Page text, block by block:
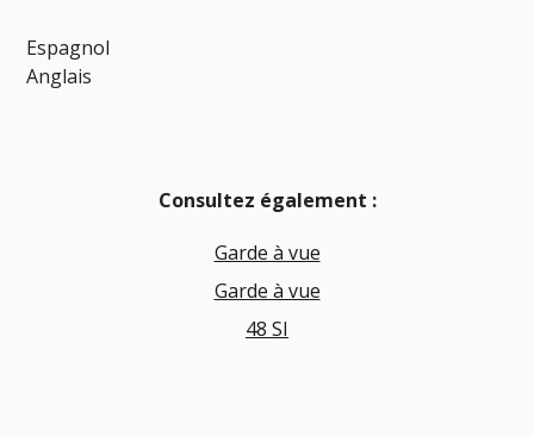
Espagnol
Anglais
Consultez également :
Garde à vue
Garde à vue
48 SI